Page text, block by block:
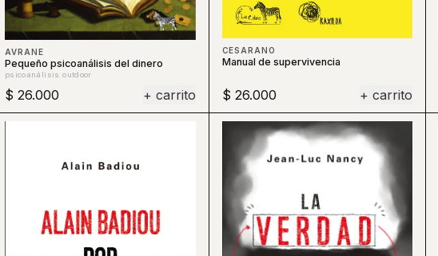
AVRANE
Pequeño psicoanálisis del dinero
psicoanálisis outdoor
$ 26.000 + carrito
CESARANO
Manual de supervivencia
$ 26.000 + carrito